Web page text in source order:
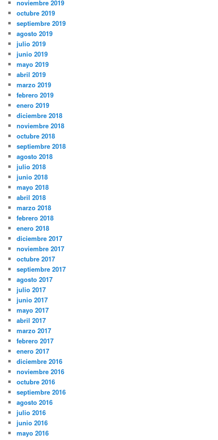
noviembre 2019
octubre 2019
septiembre 2019
agosto 2019
julio 2019
junio 2019
mayo 2019
abril 2019
marzo 2019
febrero 2019
enero 2019
diciembre 2018
noviembre 2018
octubre 2018
septiembre 2018
agosto 2018
julio 2018
junio 2018
mayo 2018
abril 2018
marzo 2018
febrero 2018
enero 2018
diciembre 2017
noviembre 2017
octubre 2017
septiembre 2017
agosto 2017
julio 2017
junio 2017
mayo 2017
abril 2017
marzo 2017
febrero 2017
enero 2017
diciembre 2016
noviembre 2016
octubre 2016
septiembre 2016
agosto 2016
julio 2016
junio 2016
mayo 2016